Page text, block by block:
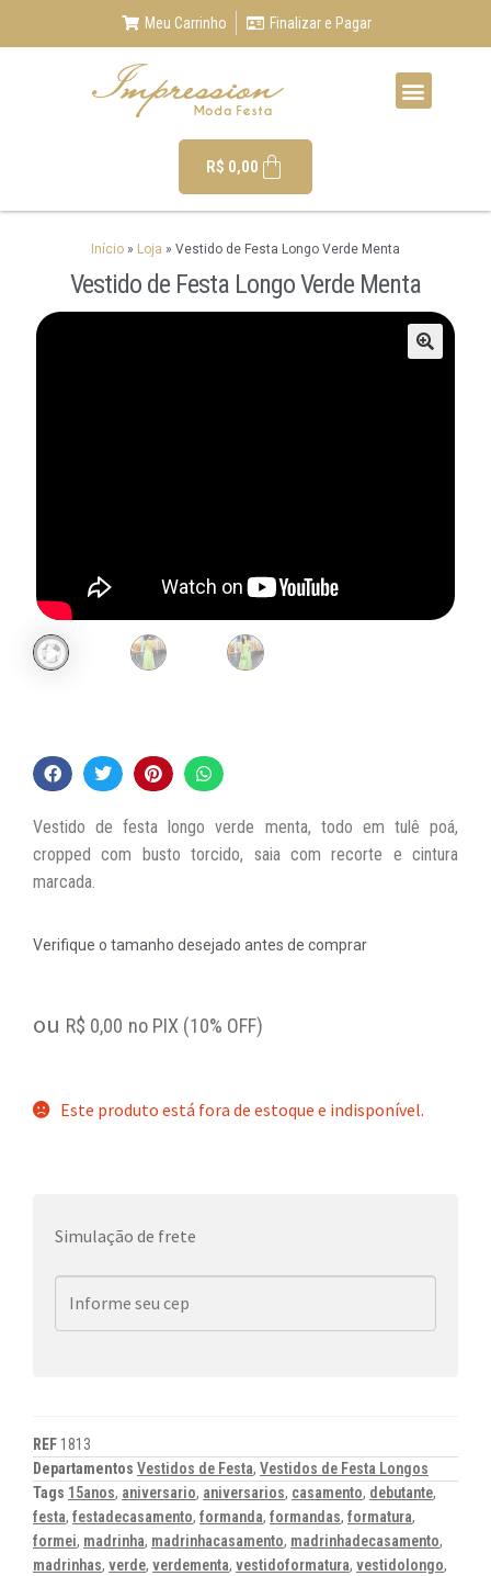
Meu Carrinho Finalizar e Pagar
R$ 0,00
Início » Loja » Vestido de Festa Longo Verde Menta
Vestido de Festa Longo Verde Menta
Vestido de festa longo verde menta, todo em tulê poá,
cropped com busto torcido, saia com recorte e cintura
marcada.
Verifique o tamanho desejado antes de comprar
ou R$ 0,00 no PIX (10% OFF)
Este produto está fora de estoque e indisponível.
Simulação de frete
REF 1813
Departamentos Vestidos de Festa, Vestidos de Festa Longos
Tags 15anos, aniversario, aniversarios, casamento, debutante,
festa, festadecasamento, formanda, formandas, formatura,
formei, madrinha, madrinhacasamento, madrinhadecasamento,
madrinhas, verde, verdementa, vestidoformatura, vestidolongo,